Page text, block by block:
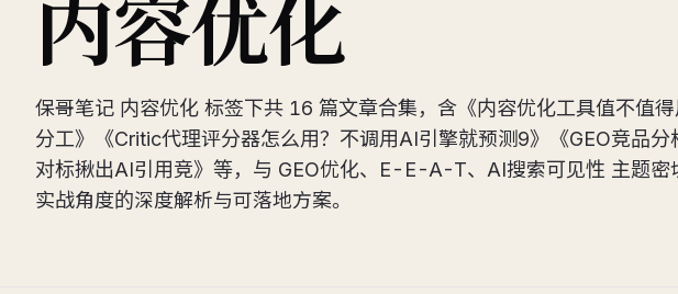
内容优化
保哥笔记 内容优化 标签下共 16 篇文章合集，含《内容优化工具值不值
分工》《Critic代理评分器怎么用？不调用AI引擎就预测9》《GEO竞品
对标揪出AI引用竞》等，与 GEO优化、E-E-A-T、AI搜索可见性 主题密
实战角度的深度解析与可落地方案。